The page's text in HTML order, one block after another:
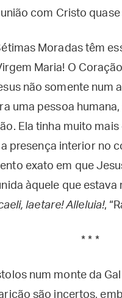
com Cristo
Moradas têm
Maria! O
não somente num
uma pessoa
Ela tinha muito
presença interior no
exato em que
àquele que
laetare! Alleluia!,
* * *
num monte da
são incertos,